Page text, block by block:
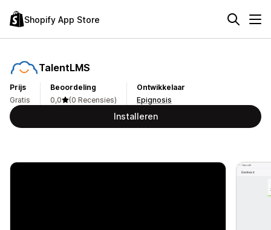
Shopify App Store
TalentLMS
Prijs
Gratis
Beoordeling
0,0
(0 Recensies)
Ontwikkelaar
Epignosis
Installeren